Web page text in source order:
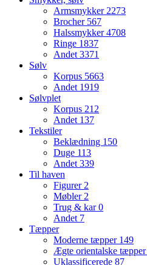
Armsmykker2273
Brocher 567
Halssmykker4708
Ringe 1837
Andet3371
Sølv
Korpus 5663
Andet 1919
Sølvplet
Korpus 212
Andet 137
Tekstiler
Beklædning 150
Duge 113
Andet339
Til haven
Figurer2
Møbler2
Trug & kar0
Andet 7
Tæpper
Moderne tæpper 149
Ægte orientalske tæpper
Uklassificerede 87